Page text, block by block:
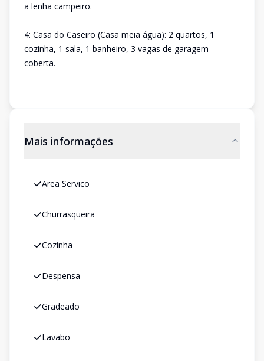
a lenha campeiro.
4: Casa do Caseiro (Casa meia água): 2 quartos, 1
cozinha, 1 sala, 1 banheiro, 3 vagas de garagem
coberta.
Mais informações
Area Servico
Churrasqueira
Cozinha
Despensa
Gradeado
Lavabo